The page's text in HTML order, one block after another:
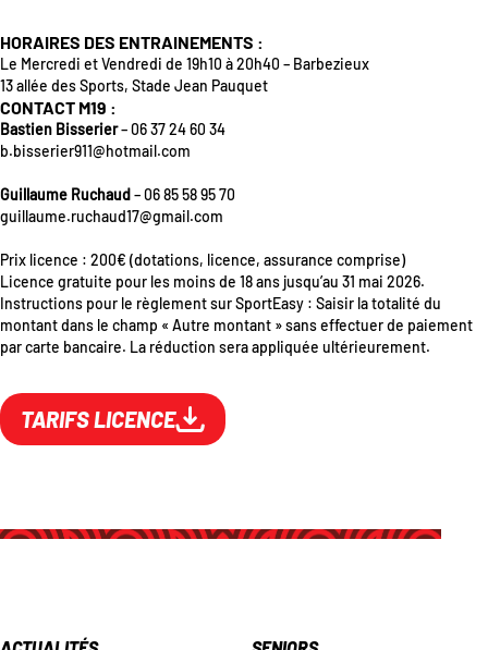
HORAIRES DES ENTRAINEMENTS :
Le Mercredi et Vendredi de 19h10 à 20h40 – Barbezieux
13 allée des Sports, Stade Jean Pauquet
CONTACT M19 :
Bastien Bisserier–06 37 24 60 34
b.bisserier911@hotmail.com
Guillaume Ruchaud– 06 85 58 95 70
guillaume.ruchaud17@gmail.com
Prix licence : 200€ (dotations, licence, assurance comprise)
Licence gratuite pour les moins de 18 ans jusqu’au 31 mai 2026.
Instructions pour le règlement sur SportEasy : Saisir la totalité du
montant dans le champ « Autre montant » sans effectuer de paiement
par carte bancaire. La réduction sera appliquée ultérieurement.
TARIFS LICENCE